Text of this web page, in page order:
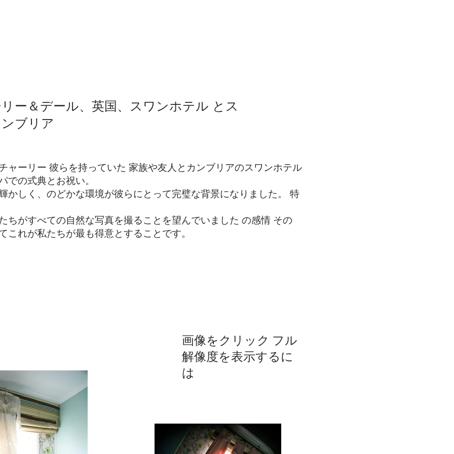
ー＆デール、英国、スワンホテル とス
ブリア
ャーリー 彼らを持っていた 家族や友人とカンブリアのスワンホテル
での式典とお祝い。
かしく、のどかな環境が彼らにとって完璧な背景になりました。
特
ちがすべての自然な写真を撮ることを望んでいました の感情 その
これが私たちが最も得意とすることです。
画像をクリック フル
解像度を表示するに
は